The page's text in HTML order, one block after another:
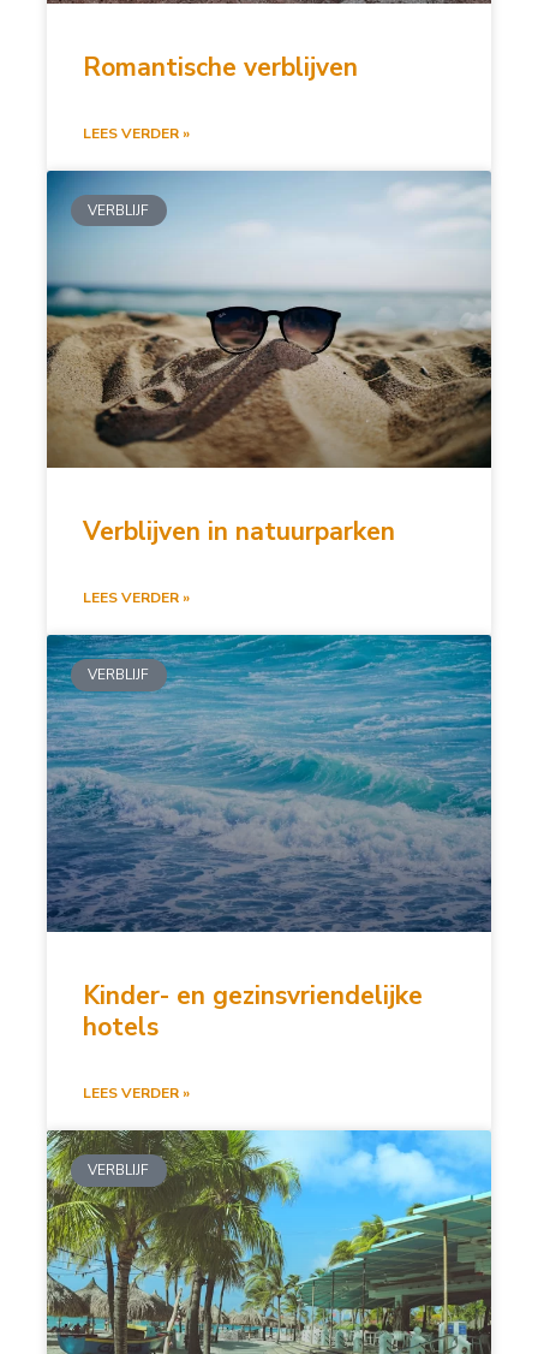
Romantische verblijven
LEES VERDER »
VERBLIJF
Verblijven in natuurparken
LEES VERDER »
VERBLIJF
Kinder- en gezinsvriendelijke
hotels
LEES VERDER »
VERBLIJF